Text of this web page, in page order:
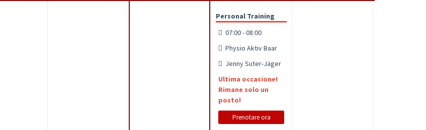
Personal Training
07:00 - 08:00
Physio Aktiv Baar
Jenny Suter-Jäger
Ultima occasione!
Rimane solo un
posto!
Prenotare ora